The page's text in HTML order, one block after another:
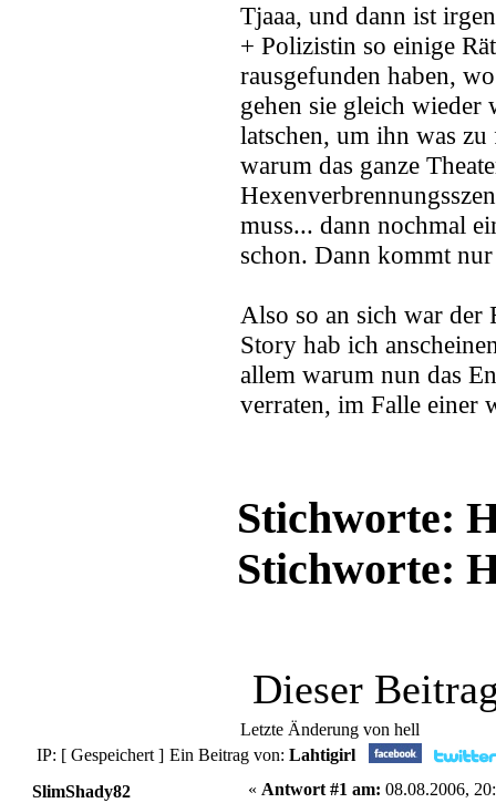
Tjaaa, und dann ist
+ Polizistin so einige
rausgefunden haben,
gehen sie gleich
latschen, um ihn was
warum das ganze
muss... dann nochmal
schon. Dann kommt
Also so an sich war der
Story hab ich
allem warum nun das
verraten, im Falle einer
Stichworte:
Stichworte:
Dieser
Letzte Änderung von hell
IP: [ Gespeichert ] Ein Beitrag von: Lahtigirl
SlimShady82
« Antwort #1 am: 08.08.2006,